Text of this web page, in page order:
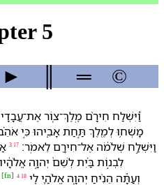
5
► ═ ©
מָשְׁח֥וּ לְ⁠מֶ֖לֶךְ תַּ֣חַת אָבִ֑י⁠הוּ כִּ֣י
וַ⁠יִּשְׁלַ֣ח שְׁלֹמֹ֔ה אֶל־חִירָ֖ם לֵ⁠אמֹֽר׃ 3 17
לִ⁠בְנ֣וֹת בַּ֗יִת לְ⁠שֵׁם֙ יְהוָ֣ה
[fn] 4 18